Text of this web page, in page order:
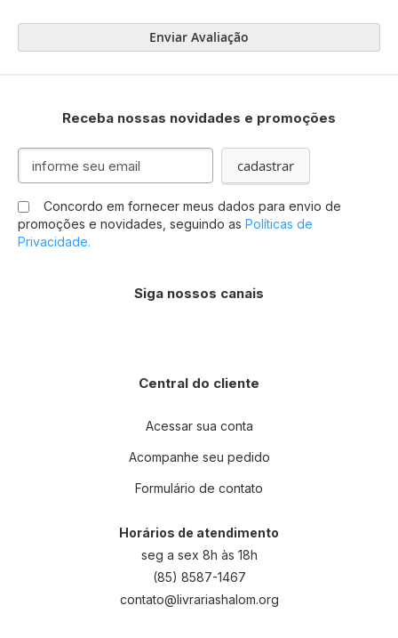
Enviar Avaliação
Receba nossas novidades e promoções
Inscreva-
nossa
Newsletter:
cadastrar
Concordo em fornecer meus dados para envio de
promoções e novidades, seguindo as Políticas de
Privacidade.
Siga nossos canais
Central do cliente
Acessar sua conta
Acompanhe seu pedido
Formulário de contato
Horários de atendimento
seg a sex 8h às 18h
(85) 8587-1467
contato@livrariashalom.org